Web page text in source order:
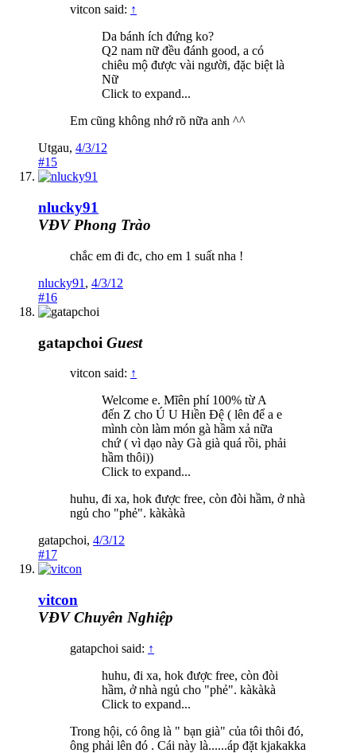
vitcon said: ↑
Da bánh ích đứng ko?
Q2 nam nữ đều đánh good, a có
chiêu mộ được vài người, đặc biệt là
Nữ
Click to expand...
Em cũng không nhớ rõ nữa anh ^^
Utgau, 4/3/12
#15
nlucky91
VĐV Phong Trào
chắc em đi đc, cho em 1 suất nha !
nlucky91 , 4/3/12
#16
gatapchoi Guest
vitcon said: ↑
Welcome e. Mĩên phí 100% từ A
đến Z cho Ú U Hiền Đệ ( lên để a e
mình còn làm món gà hầm xả nữa
chứ ( vì dạo này Gà già quá rồi, phải
hầm thôi))
Click to expand...
huhu, đi xa, hok được free, còn đòi hầm, ở nhà
ngủ cho "phẻ". kàkàkà
gatapchoi, 4/3/12
#17
vitcon
VĐV Chuyên Nghiệp
gatapchoi said: ↑
huhu, đi xa, hok được free, còn đòi
hầm, ở nhà ngủ cho "phẻ". kàkàkà
Click to expand...
Trong hội, có ông là " bạn già" của tôi thôi đó,
ông phải lên đó . Cái này là......áp đặt kjakakka